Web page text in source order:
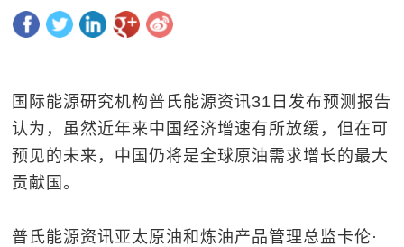
国际能源研究机构普氏能源资讯31日发布预测报告
认为，虽然近年来中国经济增速有所放缓，但在可
预见的未来，中国仍将是全球原油需求增长的最大
贡献国。
普氏能源资讯亚太原油和炼油产品管理总监卡伦·